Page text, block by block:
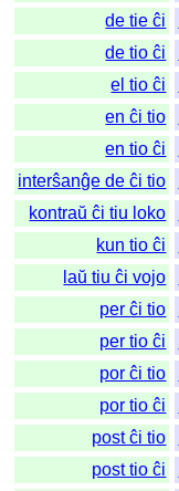
de tie ĉi
de tio ĉi
el tio ĉi
en ĉi tio
en tio ĉi
interŝanĝe de ĉi tio
kontraŭ ĉi tiu loko
kun tio ĉi
laŭ tiu ĉi vojo
per ĉi tio
per tio ĉi
por ĉi tio
por tio ĉi
post ĉi tio
post tio ĉi